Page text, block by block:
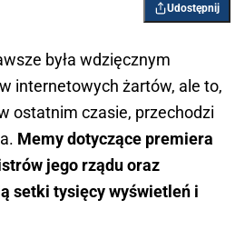
Udostępnij
była wdzięcznym
internetowych żartów, ale to,
ostatnim czasie, przechodzi
Memy dotyczące premiera
jego rządu oraz
setki tysięcy wyświetleń i